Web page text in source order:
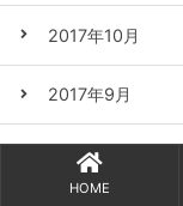
2017年10月
2017年9月
2017年8月
HOME